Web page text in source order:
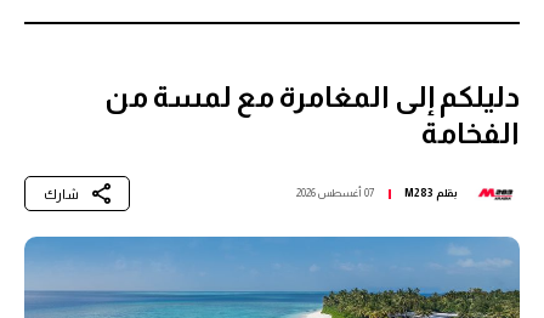
دليلكم إلى المغامرة مع لمسة من
الفخامة
بقلم M283 07 أغسطس 2026 شارك